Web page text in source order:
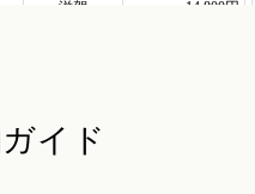
イド